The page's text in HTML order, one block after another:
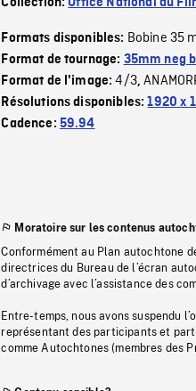
Formats disponibles: Bobine 35
Format de tournage: 35mm neg
Format de l'image:4/3,
Résolutions disponibles:1920 x
Cadence: 59.94
Moratoire sur les contenus
Conformément au Plan autochtone
directrices du Bureau de l’écran
d’archivage avec l’assistance des
Entre-temps, nous avons suspendu
représentant des participants et
comme Autochtones (membres des